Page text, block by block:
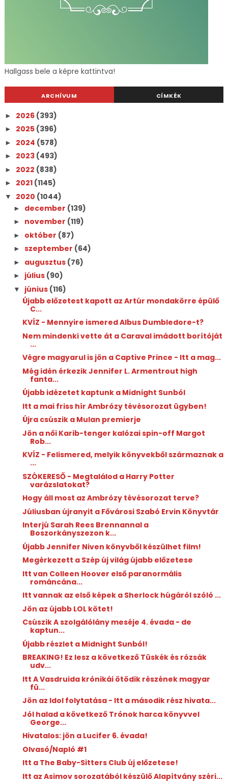
Hallgass bele a képre kattintva!
ARCHÍVUM CÍMKÉK
► 2026 (393)
► 2025 (396)
► 2024 (578)
► 2023 (493)
► 2022 (838)
► 2021 (1145)
▼ 2020 (1044)
► december (139)
► november (119)
► október (87)
► szeptember (64)
► augusztus (76)
► július (90)
▼ június (116)
Újabb előzetest kapott az Artúr mondakörre épülő
C...
KVÍZ - Mennyire ismered Albus Dumbledore-t?
Nem mindenki vette át a Caraval imádott borítóját
...
Végre magyarul is jön a Captive Prince - Itt a mag...
Még idén érkezik Jennifer L. Armentrout high
fanta...
Újabb idézetet kaptunk a Midnight Sunból
Itt a mai friss hír Ambrózy tévésorozat ügyben!
Újra csúszik a Mulan premierje
Jön a női Karib-tenger kalózai spin-off Margot
Rob...
KVÍZ - Felismered, melyik könyvekből származnak a
...
SZÓKERESŐ - Megtalálod a Harry Potter
varázslatokat?
Hogy áll most az Ambrózy tévésorozat terve?
Júliusban újranyit a Fővárosi Szabó Ervin Könyvtár
Interjú Sarah Rees Brennannal a
Boszorkányszezon k...
Újabb Jennifer Niven könyvből készülhet film!
Megérkezett a Szép új világ újabb előzetese
Itt van Colleen Hoover első paranormális
románcána...
Itt vannak az első képek a Sherlock húgáról szóló ...
Jön az újabb LOL kötet!
Csúszik A szolgálólány meséje 4. évada - de
kaptun...
Újabb részlet a Midnight Sunból!
BREAKING! Ez lesz a következő Tüskék és rózsák
udv...
Itt A Vasdruida krónikái ötödik részének magyar
fü...
Jön az Idol folytatása - Itt a második rész hivata...
Jól halad a következő Trónok harca könyvvel
George...
Hivatalos: jön a Lucifer 6. évada!
Olvasó/Napló #1
Itt a The Baby-Sitters Club új előzetese!
Itt az Asimov sorozatából készülő Alapítvány széri...